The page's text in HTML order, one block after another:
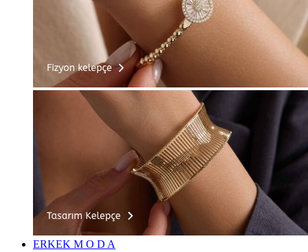
ERKEK M O D A